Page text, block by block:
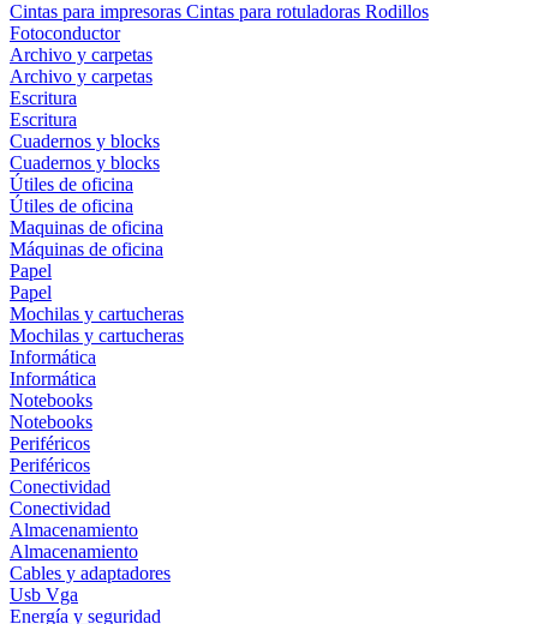
Cintas para impresoras Cintas para rotuladoras Rodillos
Fotoconductor
Archivo y carpetas
Archivo y carpetas
Escritura
Escritura
Cuadernos y blocks
Cuadernos y blocks
Útiles de oficina
Útiles de oficina
Maquinas de oficina
Máquinas de oficina
Papel
Papel
Mochilas y cartucheras
Mochilas y cartucheras
Informática
Informática
Notebooks
Notebooks
Periféricos
Periféricos
Conectividad
Conectividad
Almacenamiento
Almacenamiento
Cables y adaptadores
Usb Vga
Energía y seguridad